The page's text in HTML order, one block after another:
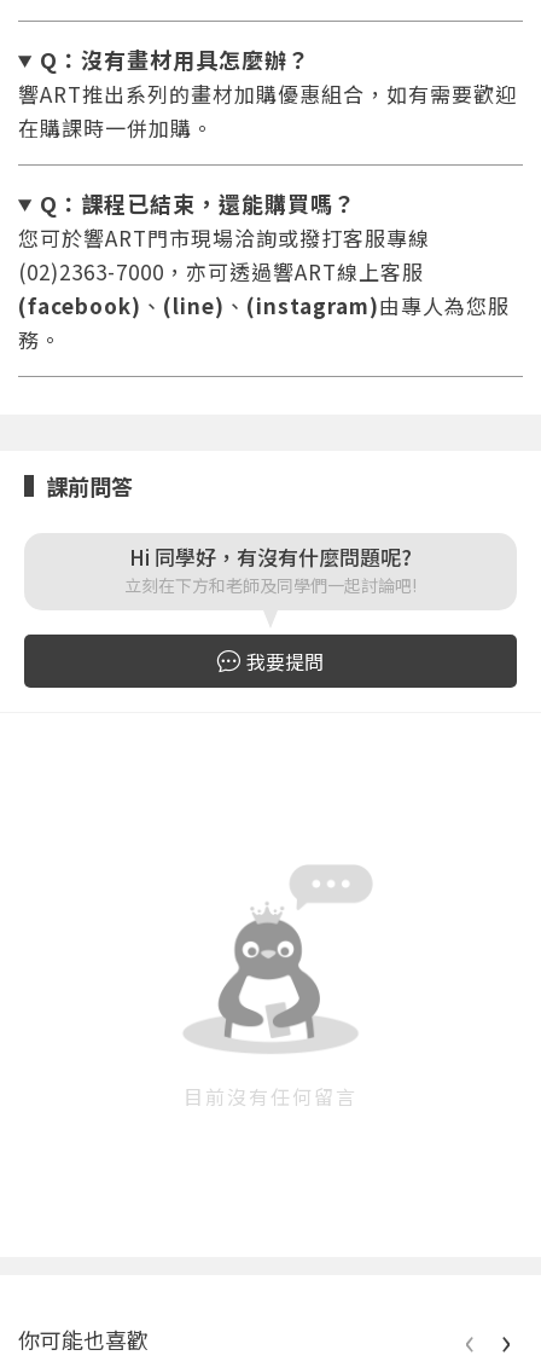
登入
忘記密碼 註冊
您將收到一封Email，請依照信件中的指示重新登
入。
系統偵測到您的帳號重複登入，
點擊下方「確定」將前一位使用者強制登出。
確定
Q：沒有畫材用具怎麼辦？
響ART推出系列的畫材加購優惠組合，如有需要歡迎
在購課時一併加購。
Q：課程已結束，還能購買嗎？
您可於響ART門市現場洽詢或撥打客服專線
(02)2363-7000，亦可透過響ART線上客服
(facebook) 、 (line) 、 (instagram)由專人為您服
務。
課前問答
Hi 同學好，有沒有什麼問題呢?
立刻在下方和老師及同學們一起討論吧!
我要提問
目前沒有任何留言
你可能也喜歡 ‹ ›